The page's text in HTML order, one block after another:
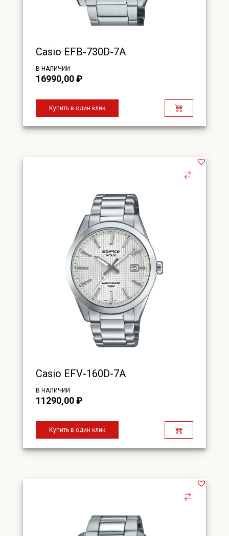
Casio EFB-730D-7A
В НАЛИЧИИ
16990,00₽
Купить в один клик
Casio EFV-160D-7A
В НАЛИЧИИ
11290,00₽
Купить в один клик